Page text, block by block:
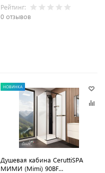
Рейтинг:
0 отзывов
НОВИНКА
Душевая кабина CeruttiSPA
МИМИ (Mimi) 90BF